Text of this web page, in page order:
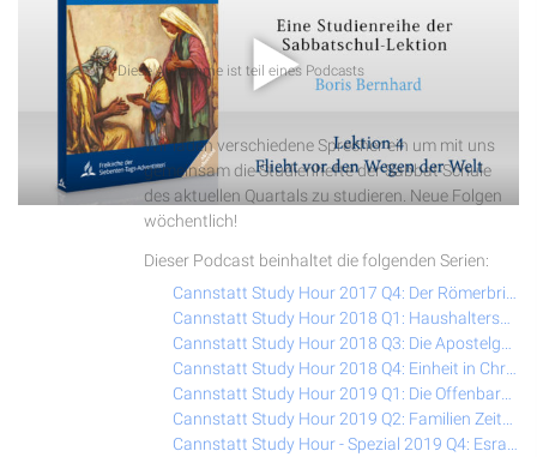
Podcast Diese Aufnahme ist teil eines Podcasts
Cannstatt Study Hour
Wir laden verschiedene Sprecher ein um mit uns
gemeinsam die Studienhefte der Sabbat Schule
des aktuellen Quartals zu studieren. Neue Folgen
wöchentlich!
Dieser Podcast beinhaltet die folgenden Serien:
Spenden